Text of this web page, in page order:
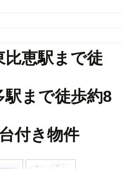
比恵駅まで徒
駅まで徒歩約8
付き物件